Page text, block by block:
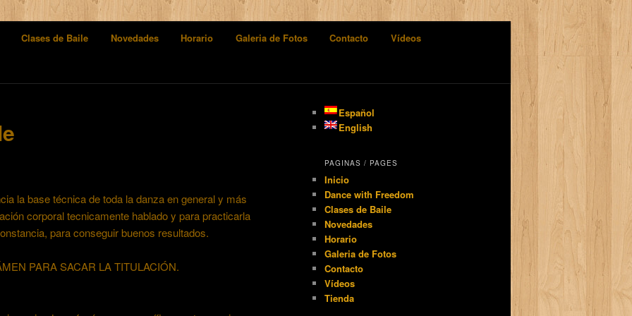
Clases de Baile Novedades Horario Galeria de Fotos Contacto Vídeos
la base técnica de toda la danza en general y más
corporal tecnicamente hablado y para practicarla
para conseguir buenos resultados.
PARA SACAR LA TITULACIÓN.
Español
English
PAGINAS / PAGES
Inicio
Dance with Freedom
Clases de Baile
Novedades
Horario
Galeria de Fotos
Contacto
Vídeos
Tienda